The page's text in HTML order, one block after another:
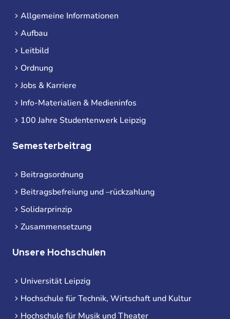
Allgemeine Informationen
Aufbau
Leitbild
Ordnung
Jobs & Karriere
Info-Materialien & Medieninfos
100 Jahre Studentenwerk Leipzig
Semesterbeitrag
Beitragsordnung
Beitragsbefreiung und –rückzahlung
Solidarprinzip
Zusammensetzung
Unsere Hochschulen
Universität Leipzig
Hochschule für Technik, Wirtschaft und Kultur
Hochschule für Musik und Theater